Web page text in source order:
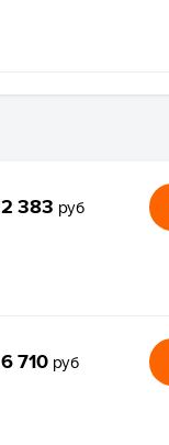
2 383 руб
6 710 руб